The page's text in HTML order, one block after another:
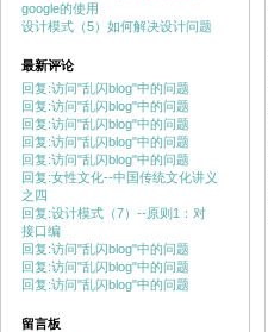
google的使用
设计模式（5）如何解决设计问题
最新评论
回复:访问"乱闪blog"中的问题
回复:访问"乱闪blog"中的问题
回复:访问"乱闪blog"中的问题
回复:访问"乱闪blog"中的问题
回复:访问"乱闪blog"中的问题
回复:女性文化--中国传统文化讲义
之四
回复:设计模式（7）--原则1：对
接口编
回复:访问"乱闪blog"中的问题
回复:访问"乱闪blog"中的问题
回复:访问"乱闪blog"中的问题
留言板